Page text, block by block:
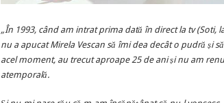
„În 1993, când am intrat prima dată în direct la tv (Soti,
nu a apucat Mirela Vescan să îmi dea decât o pudră și
acel moment, au trecut aproape 25 de ani și nu am
atemporală.